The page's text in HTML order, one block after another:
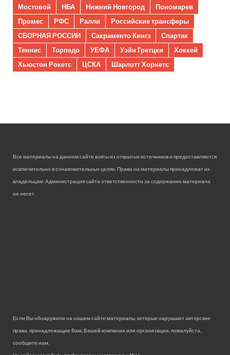
Мостовой
НБА Нижний Новгород
Пономарев
Промес
РФС Ралли
Российские трансферы
СБОРНАЯ РОССИИ
Сакраменто Кингз
Спартак
Теннис
Торпедо УЕФА Уэйн Гретцки
Хоккей
Хьюстон Рокетс
ЦСКА Шарлотт Хорнетс
Все материалы на данном сайте взяты из открытых источников и предоставляются
исключительно в ознакомительных целях. Права на материалы принадлежат их
владельцам. Администрация сайта ответственности за содержание материала
не несет.
Если Вы обнаружили на нашем сайте материалы, которые нарушают авторские
права, принадлежащие Вам, Вашей компании или организации, пожалуйста,
сообщите нам.